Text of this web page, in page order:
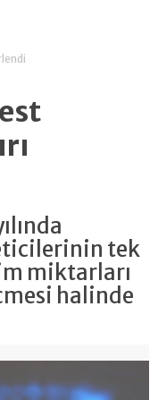
tek
miktarları
halinde